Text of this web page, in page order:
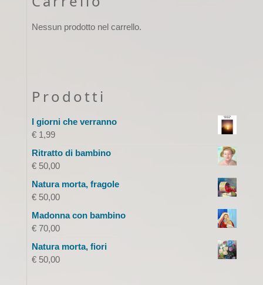
Nessun prodotto nel carrello.
Prodotti
I giorni che verranno
€1,99
Ritratto di bambino
€50,00
Natura morta, fragole
€50,00
Madonna con bambino
€70,00
Natura morta, fiori
€50,00